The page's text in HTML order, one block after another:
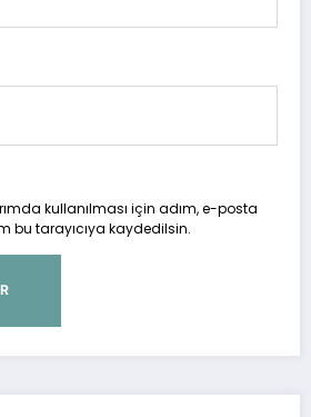
kullanılması için adım, e-posta
bu tarayıcıya kaydedilsin.